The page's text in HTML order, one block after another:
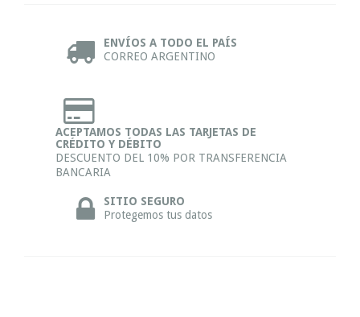
ENVÍOS A TODO EL PAÍS
CORREO ARGENTINO
ACEPTAMOS TODAS LAS TARJETAS DE
CRÉDITO Y DÉBITO
DESCUENTO DEL 10% POR TRANSFERENCIA
BANCARIA
SITIO SEGURO
Protegemos tus datos